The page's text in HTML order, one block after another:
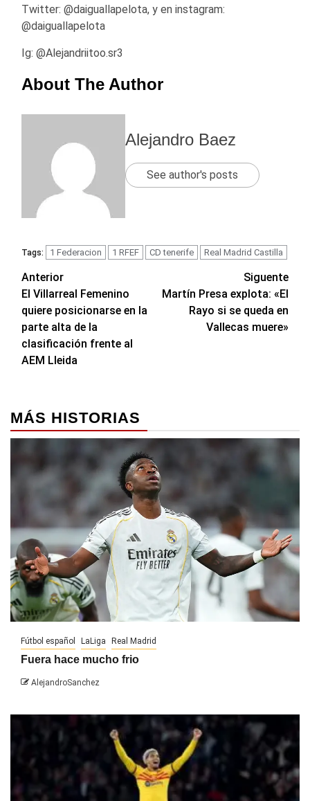
Twitter: @daiguallapelota, y en instagram:
@daiguallapelota
Ig: @Alejandriitoo.sr3
About The Author
Alejandro Baez
See author's posts
Tags: 1 Federacion 1 RFEF CD tenerife Real Madrid Castilla
Navegación
de
entradas
Anterior
El Villarreal Femenino
quiere posicionarse en la
parte alta de la
clasificación frente al
AEM Lleida
Siguente
Martín Presa explota: «El
Rayo si se queda en
Vallecas muere»
MÁS HISTORIAS
Fútbol español LaLiga Real Madrid
Fuera hace mucho frio
AlejandroSanchez